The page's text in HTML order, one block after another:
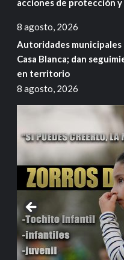
8 agosto, 2026
Autoridades municipales
Casa Blanca; dan
en territorio
8 agosto, 2026